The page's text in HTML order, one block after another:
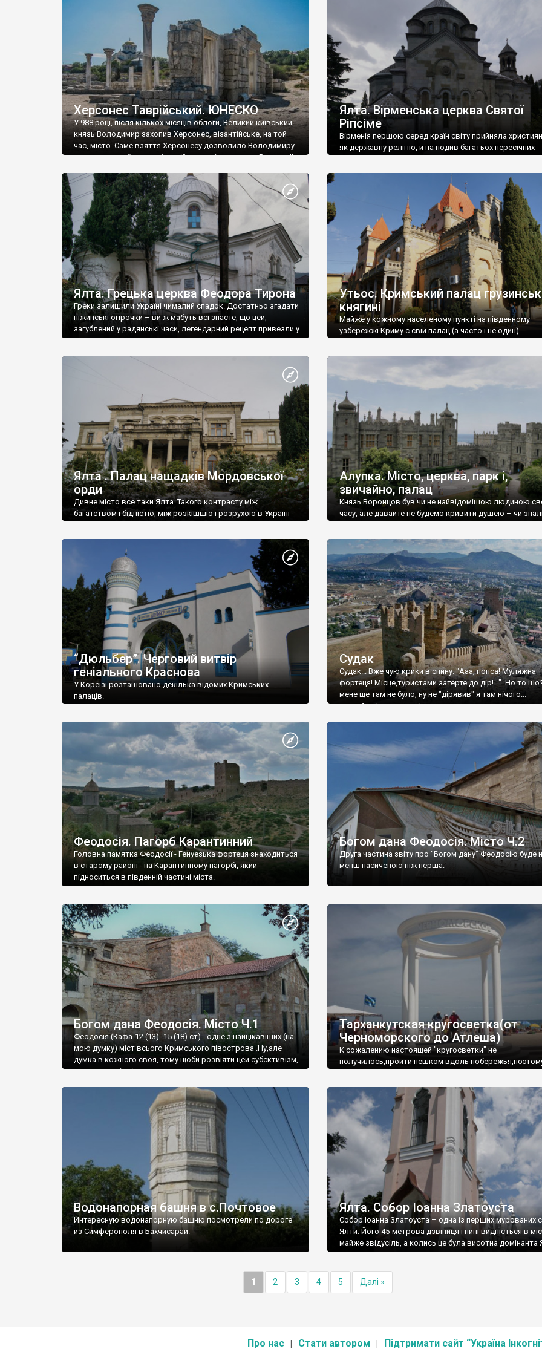
візантійської доби. Раритети викрадені з фондів об’єкту
культурної спадщини ЮНЕСКО «Херсонеса Таврійського».
Офіційно – на виставку «Золото Візантії», але експерти та
влада в Україні вважають це лише […]
називаються «повстяками» (postaki)…” “Вино. Крим
виробляє відмінне вино і його вдосталь: воно все
легке біле і дуже […]
Херсонес Таврійський. ЮНЕСКО
У 988 році, після кількох місяців облоги, Великий київський
князь Володимир захопив Херсонес, візантійське, на той
час, місто. Саме взяття Херсонесу дозволило Володимиру
диктувати свої умови візантійському імператору Василю ІІ,
Херсонесі Володимир-язичник, став Василем-
християнином. А потім було Хрещення Русі. На честь
Херсонесу Таврійського названо місто […]
Ялта. Вірменська церква Святої
Ріпсіме
Вірменія першою серед країн світу прийняла
як державну релігію, й на подив багатьох пересічних
Ялта. Грецька церква Феодора Тирона
Греки залишили Україні чималий спадок. Достатньо згадати
ніжинські огірочки – ви ж мабуть всі знаєте, що цей,
загублений у радянські часи, легендарний рецепт привезли у
Ніжин греки?
Утьос. Кримський палац
княгині
Майже у кожному населеному пункті на південному
узбережжі Криму є свій палац (а часто і не один).
Ялта . Палац нащадків Мордовської
орди
Дивне місто все таки Ялта. Такого контрасту між
багатством і бідністю, між розкішшю і розрухою в Україні
Алупка. Місто, церква, парк і,
звичайно, палац
Князь Воронцов був чи не найвідомішою людиною
часу, але давайте не будемо кривити душею – чи
“Дюльбер”. Черговий витвір
геніального Краснова
У Кореїзі розташовано декілька відомих Кримських
палаців.
Судак
Судак... Вже чую крики в спину: "Ааа, попса! Муляжна
фортеця! Місце,туристами затерте до дір!..." Но то
мене ще там не було, ну не "дірявив" я там нічого...
принаймні до цього літа.
Феодосія. Пагорб Карантинний
Головна памятка Феодосії - Генуезька фортеця знаходиться
в старому районі - на Карантинному пагорбі, який
підноситься в південній частині міста.
Богом дана Феодосія. Місто Ч.2
Друга частина звіту про "Богом дану" Феодосію буде
менш насиченою ніж перша.
Богом дана Феодосія. Місто Ч.1
Феодосія (Кафа-12 (13) -15 (18) ст) - одне з найцікавіших (на
мою думку) міст всього Кримського півострова .Ну,але
думка в кожного своя, тому щоби розвіяти цей субєктивізм,
запрошую відвідати це
Тарханкутская кругосветка(от
Черноморского до Атлеша)
К сожалению настоящей "кругосветки" не
получилось,пройти пешком вдоль
Водонапорная башня в с.Почтовое
Интересную водонапорную башню посмотрели по дороге
из Симферополя в Бахчисарай.
Ялта. Собор Іоанна Златоуста
Собор Іоанна Златоуста – одна із перших мурованих
Ялти. Його 45-метрова дзвіниця і нині видніється в
майже звідусіль, а колись це була висотна домінанта
1 2 3 4 5 Далі »
Про нас Стати автором Підтримати сайт “Україна